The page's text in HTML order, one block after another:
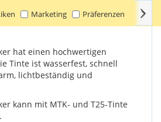
Marketing Präferenzen
Bewertungen
hat einen hochwertigen
Tinte ist wasserfest, schnell
lichtbeständig und
kann mit MTK- und T25-Tinte